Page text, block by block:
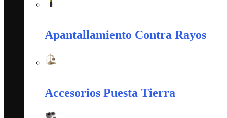
Apantallamiento Contra Rayos
Accesorios Puesta Tierra